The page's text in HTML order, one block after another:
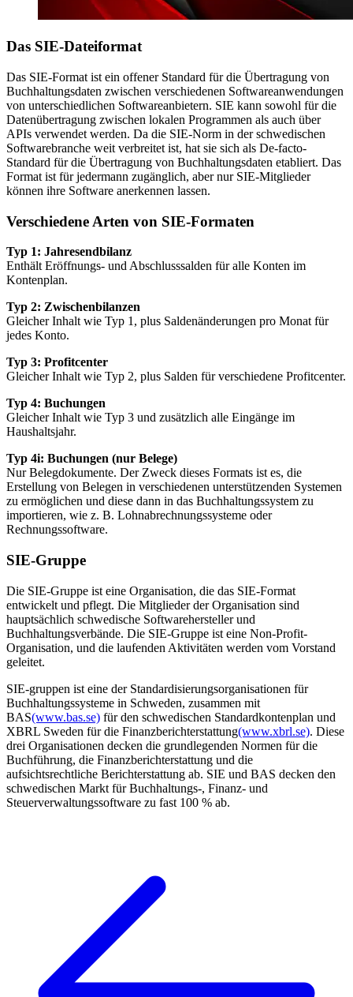
Das SIE-Dateiformat
Das SIE-Format ist ein offener Standard für die Übertragung von
Buchhaltungsdaten zwischen verschiedenen Softwareanwendungen
von unterschiedlichen Softwareanbietern. SIE kann sowohl für die
Datenübertragung zwischen lokalen Programmen als auch über
APIs verwendet werden. Da die SIE-Norm in der schwedischen
Softwarebranche weit verbreitet ist, hat sie sich als De-facto-
Standard für die Übertragung von Buchhaltungsdaten etabliert. Das
Format ist für jedermann zugänglich, aber nur SIE-Mitglieder
können ihre Software anerkennen lassen.
Verschiedene Arten von SIE-Formaten
Typ 1: Jahresendbilanz
Enthält Eröffnungs- und Abschlusssalden für alle Konten im
Kontenplan.
Typ 2: Zwischenbilanzen
Gleicher Inhalt wie Typ 1, plus Saldenänderungen pro Monat für
jedes Konto.
Typ 3: Profitcenter
Gleicher Inhalt wie Typ 2, plus Salden für verschiedene Profitcenter.
Typ 4: Buchungen
Gleicher Inhalt wie Typ 3 und zusätzlich alle Eingänge im
Haushaltsjahr.
Typ 4i: Buchungen (nur Belege)
Nur Belegdokumente. Der Zweck dieses Formats ist es, die
Erstellung von Belegen in verschiedenen unterstützenden Systemen
zu ermöglichen und diese dann in das Buchhaltungssystem zu
importieren, wie z. B. Lohnabrechnungssysteme oder
Rechnungssoftware.
SIE-Gruppe
Die SIE-Gruppe ist eine Organisation, die das SIE-Format
entwickelt und pflegt. Die Mitglieder der Organisation sind
hauptsächlich schwedische Softwarehersteller und
Buchhaltungsverbände. Die SIE-Gruppe ist eine Non-Profit-
Organisation, und die laufenden Aktivitäten werden vom Vorstand
geleitet.
SIE-gruppen ist eine der Standardisierungsorganisationen für
Buchhaltungssysteme in Schweden, zusammen mit
BAS(www.bas.se) für den schwedischen Standardkontenplan und
XBRL Sweden für die Finanzberichterstattung(www.xbrl.se). Diese
drei Organisationen decken die grundlegenden Normen für die
Buchführung, die Finanzberichterstattung und die
aufsichtsrechtliche Berichterstattung ab. SIE und BAS decken den
schwedischen Markt für Buchhaltungs-, Finanz- und
Steuerverwaltungssoftware zu fast 100 % ab.